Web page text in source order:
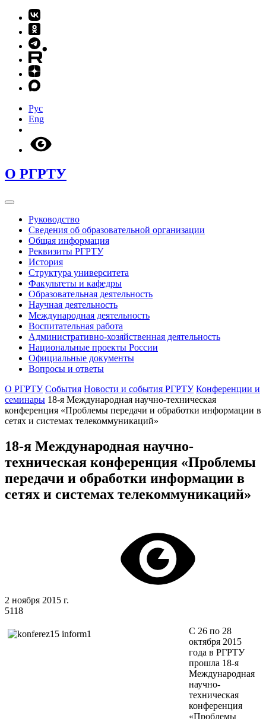
Рус
Eng
О РГРТУ
Руководство
Сведения об образовательной организации
Общая информация
Реквизиты РГРТУ
История
Структура университета
Факультеты и кафедры
Образовательная деятельность
Научная деятельность
Международная деятельность
Воспитательная работа
Административно-хозяйственная деятельность
Национальные проекты России
Официальные документы
Вопросы и ответы
О РГРТУ События Новости и события РГРТУ Конференции и
семинары 18-я Международная научно-техническая
конференция «Проблемы передачи и обработки информации в
сетях и системах телекоммуникаций»
18-я Международная научно-
техническая конференция «Проблемы
передачи и обработки информации в
сетях и системах телекоммуникаций»
2 ноября 2015 г.
5118
С 26 по 28
октября 2015
года в РГРТУ
прошла 18-я
Международная
научно-
техническая
конференция
«Проблемы